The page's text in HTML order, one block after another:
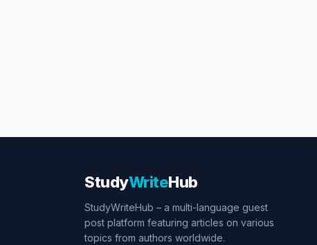
StudyWriteHub
StudyWriteHub – a multi-language guest
post platform featuring articles on various
topics from authors worldwide.